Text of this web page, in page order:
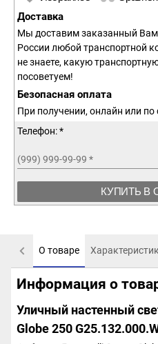
Доставка
Мы доставим заказанный
России любой транспортной
не знаете, какую
посоветуем!
Безопасная оплата
При получении, онлайн или по
Телефон: *
(999) 999-99-99 *
КУПИТЬ В
О товаре
Информация о
Уличный настенный
Globe 250